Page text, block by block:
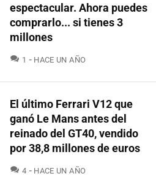
espectacular. Ahora puedes
comprarlo... si tienes 3
millones
1 COMENTARIOS
HACE UN AÑO
El último Ferrari V12 que
ganó Le Mans antes del
reinado del GT40, vendido
por 38,8 millones de euros
4 COMENTARIOS
HACE UN AÑO